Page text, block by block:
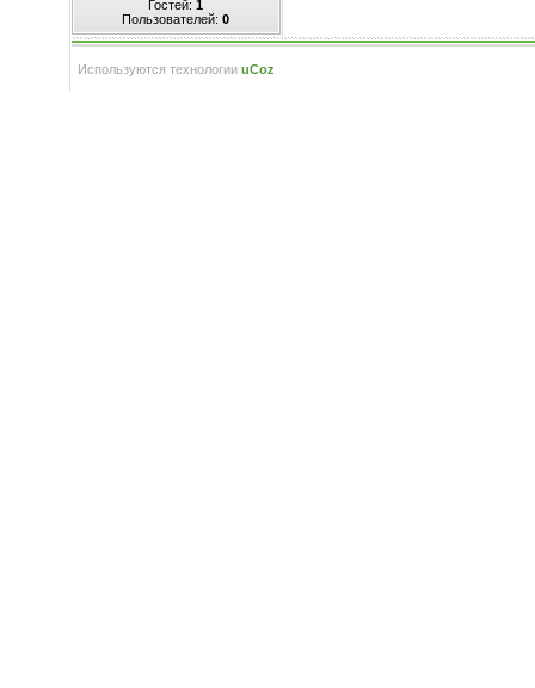
Гостей: 1
Пользователей: 0
Используются технологии uCoz